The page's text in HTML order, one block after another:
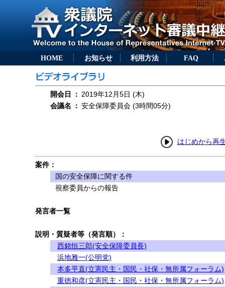
HOME お知らせ 利用方法 FAQ
開会日 ： 2019年12月5日 (木)
会議名
： 安全保障委員会 (3時間05分)
はじめから再
案件：
国の安全保障に関する件
視察委員からの報告
発言者一覧
説明・質疑者等（発言順）：
西銘恒三郎(安全保障委員長)
浜地雅一(公明党)
本多平直(立憲民主・国民・社保・無所属フォーラム)
重徳和彦(立憲民主・国民・社保・無所属フォーラム)